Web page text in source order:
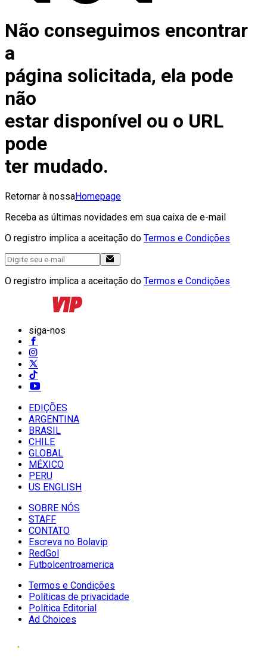
Não conseguimos encontrar
a
página solicitada, ela pode
não
estar disponível ou o URL
pode
ter mudado.
Retornar à nossaHomepage
Receba as últimas novidades em sua caixa de e-mail
O registro implica a aceitação do Termos e Condições
O registro implica a aceitação do Termos e Condições
siga-nos
EDIÇÕES
ARGENTINA
BRASIL
CHILE
GLOBAL
MÉXICO
PERU
US ENGLISH
SOBRE NÓS
STAFF
CONTATO
Escreva no Bolavip
RedGol
Futbolcentroamerica
Termos e Condições
Políticas de privacidade
Política Editorial
Ad Choices